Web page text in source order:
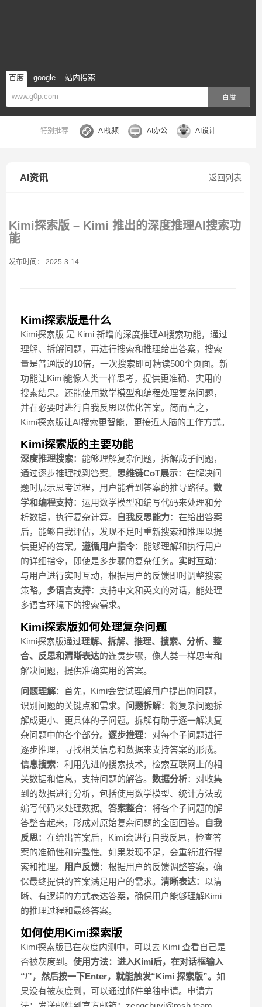
百度 google 站内搜索
百度
特别推荐 AI视频 AI办公 AI设计
返回列表
AI资讯
Kimi探索版 – Kimi 推出的深度推理AI搜索功
能
发布时间： 2025-3-14
Kimi探索版是什么
Kimi探索版 是 Kimi 新增的深度推理AI搜索功能，通过
理解、拆解问题，再进行搜索和推理给出答案，搜索
量是普通版的10倍，一次搜索即可精读500个页面。新
功能让Kimi能像人类一样思考，提供更准确、实用的
搜索结果。还能使用数学模型和编程处理复杂问题，
并在必要时进行自我反思以优化答案。简而言之，
Kimi探索版让AI搜索更智能，更接近人脑的工作方式。
Kimi探索版的主要功能
深度推理搜索：能够理解复杂问题，拆解成子问题，
通过逐步推理找到答案。 思维链CoT展示：在解决问
题时展示思考过程，用户能看到答案的推导路径。 数
学和编程支持：运用数学模型和编写代码来处理和分
析数据，执行复杂计算。
自我反思能力：在给出答案
后，能够自我评估，发现不足时重新搜索和推理以提
供更好的答案。 遵循用户指令：能够理解和执行用户
的详细指令，即使是多步骤的复杂任务。 实时互动：
与用户进行实时互动，根据用户的反馈即时调整搜索
策略。 多语言支持：支持中文和英文的对话，能处理
多语言环境下的搜索需求。
Kimi探索版如何处理复杂问题
Kimi探索版通过理解、拆解、推理、搜索、分析、整
合、反思和清晰表达的连贯步骤，像人类一样思考和
解决问题，提供准确实用的答案。
问题理解：首先，Kimi会尝试理解用户提出的问题，
识别问题的关键点和需求。 问题拆解：将复杂问题拆
解成更小、更具体的子问题。拆解有助于逐一解决复
杂问题中的各个部分。 逐步推理：对每个子问题进行
逐步推理，寻找相关信息和数据来支持答案的形成。
信息搜索：利用先进的搜索技术，检索互联网上的相
关数据和信息，支持问题的解答。 数据分析：对收集
到的数据进行分析，包括使用数学模型、统计方法或
编写代码来处理数据。 答案整合：将各个子问题的解
答整合起来，形成对原始复杂问题的全面回答。
自我
反思：在给出答案后，Kimi会进行自我反思，检查答
案的准确性和完整性。如果发现不足，会重新进行搜
索和推理。 用户反馈：根据用户的反馈调整答案，确
保最终提供的答案满足用户的需求。 清晰表达：以清
晰、有逻辑的方式表达答案，确保用户能够理解Kimi
的推理过程和最终答案。
如何使用Kimi探索版
Kimi探索版已在灰度内测中，可以去 Kimi 查看自己是
否被灰度到。 使用方法：进入Kimi后，在对话框输入
“/”，然后按一下Enter，就能触发“Kimi 探索版”。 如
果没有被灰度到，可以通过邮件单独申请。申请方